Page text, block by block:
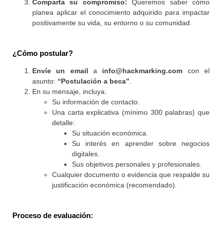
Comparta su compromiso: Queremos saber cómo
planea aplicar el conocimiento adquirido para impactar
positivamente su vida, su entorno o su comunidad.
¿Cómo postular?
Envíe un email a info@hackmarking.com con el
asunto: “Postulación a beca”
En su mensaje, incluya:
Su información de contacto.
Una carta explicativa (mínimo 300 palabras) que
detalle:
Su situación económica.
Su interés en aprender sobre negocios
digitales.
Sus objetivos personales y profesionales.
Cualquier documento o evidencia que respalde su
justificación económica (recomendado).
Proceso de evaluación: